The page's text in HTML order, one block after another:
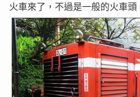
火車來了，不過是一般的火車頭